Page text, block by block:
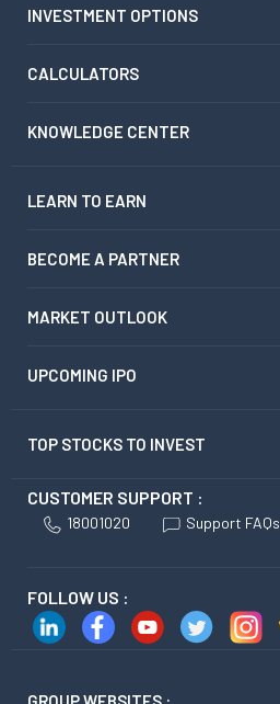
INVESTMENT OPTIONS
CALCULATORS
KNOWLEDGE CENTER
LEARN TO EARN
BECOME A PARTNER
MARKET OUTLOOK
UPCOMING IPO
TOP STOCKS TO INVEST
CUSTOMER SUPPORT :
18001020 Support FAQs
FOLLOW US :